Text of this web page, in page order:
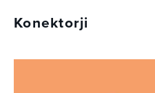
Konektorji